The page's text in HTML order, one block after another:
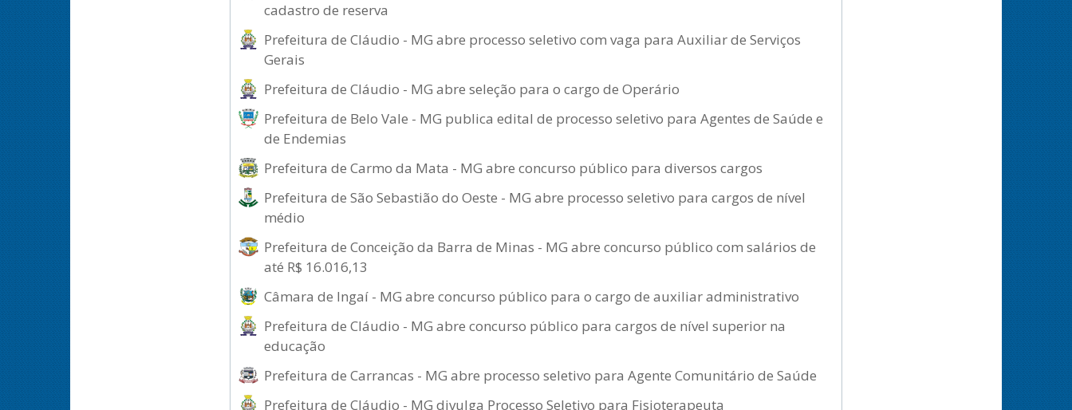
cadastro de reserva
Prefeitura de Cláudio - MG abre processo seletivo com vaga para Auxiliar de Serviços
Gerais
Prefeitura de Cláudio - MG abre seleção para o cargo de Operário
Prefeitura de Belo Vale - MG publica edital de processo seletivo para Agentes de Saúde e
de Endemias
Prefeitura de Carmo da Mata - MG abre concurso público para diversos cargos
Prefeitura de São Sebastião do Oeste - MG abre processo seletivo para cargos de nível
médio
Prefeitura de Conceição da Barra de Minas - MG abre concurso público com salários de
até R$ 16.016,13
Câmara de Ingaí - MG abre concurso público para o cargo de auxiliar administrativo
Prefeitura de Cláudio - MG abre concurso público para cargos de nível superior na
educação
Prefeitura de Carrancas - MG abre processo seletivo para Agente Comunitário de Saúde
Prefeitura de Cláudio - MG divulga Processo Seletivo para Fisioterapeuta